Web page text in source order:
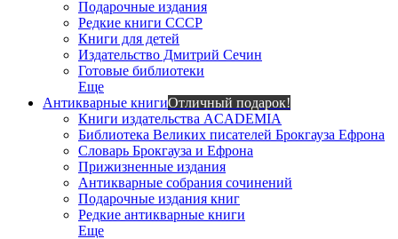
Подарочные издания
Редкие книги СССР
Книги для детей
Издательство Дмитрий Сечин
Готовые библиотеки
Еще
Антикварные книгиОтличный подарок!
Книги издательства ACADEMIA
Библиотека Великих писателей Брокгауза Ефрона
Словарь Брокгауза и Ефрона
Прижизненные издания
Антикварные собрания сочинений
Подарочные издания книг
Редкие антикварные книги
Еще